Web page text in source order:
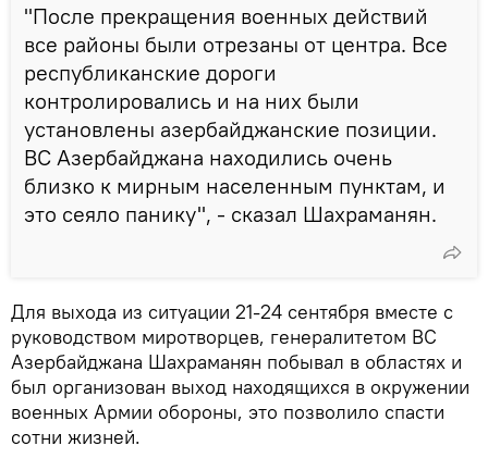
"После прекращения военных действий
все районы были отрезаны от центра. Все
республиканские дороги
контролировались и на них были
установлены азербайджанские позиции.
ВС Азербайджана находились очень
близко к мирным населенным пунктам, и
это сеяло панику", - сказал Шахраманян.
Для выхода из ситуации 21-24 сентября вместе с
руководством миротворцев, генералитетом ВС
Азербайджана Шахраманян побывал в областях и
был организован выход находящихся в окружении
военных Армии обороны, это позволило спасти
сотни жизней.